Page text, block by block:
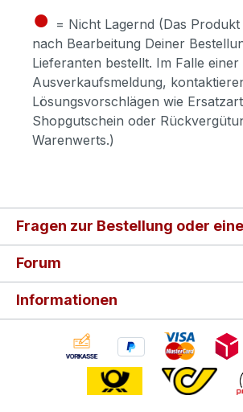
● = Nicht Lagernd (Das
nach Bearbeitung Deiner
Lieferanten bestellt. Im Falle einer
Ausverkaufsmeldung,
Lösungsvorschlägen wie
Shopgutschein oder
Warenwerts.)
Fragen zur Bestellung oder
Forum
Informationen